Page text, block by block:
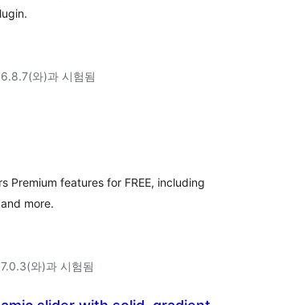
6.8.7(와)과 시험됨
Premium features for FREE, including
more.
7.0.3(와)과 시험됨